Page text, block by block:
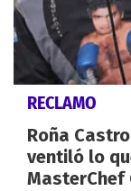
RECLAMO
Roña
ventiló lo
MasterChef